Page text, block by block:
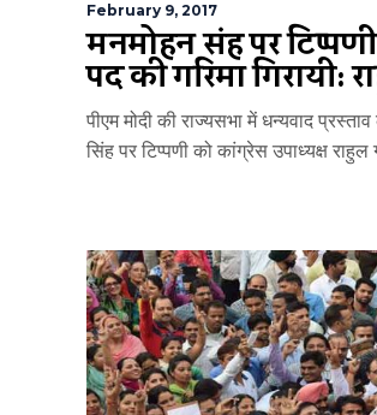
February 9, 2017
मनमोहन सिंह पर
पद की गरिमा गिरायी:
पीएम मोदी की राज्यसभा में धन्यवाद
सिंह पर टिप्पणी को कांग्रेस उपाध्यक्ष राहुल